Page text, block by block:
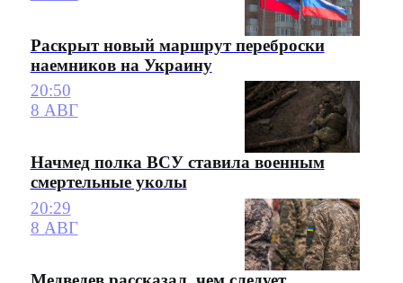
Раскрыт новый маршрут переброски
наемников на Украину
20:50
8 АВГ
Начмед полка ВСУ ставила военным
смертельные уколы
20:29
8 АВГ